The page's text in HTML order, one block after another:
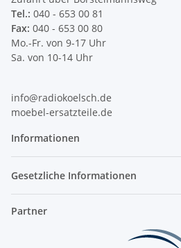
Tel.: 040 - 653 00 81
Fax: 040 - 653 00 80
Mo.-Fr. von 9-17 Uhr
Sa. von 10-14 Uhr
info@radiokoelsch.de
moebel-ersatzteile.de
Informationen
Gesetzliche Informationen
Partner